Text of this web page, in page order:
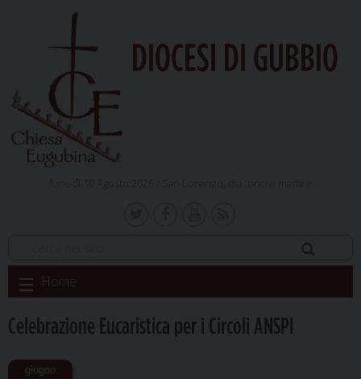
DIOCESI DI GUBBIO
Skip
to
Home
Celebrazione Eucaristica per i Circoli ANSPI